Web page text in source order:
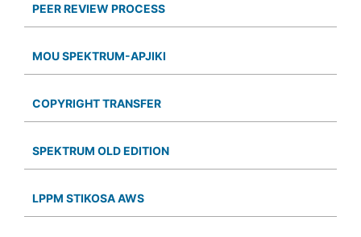
PEER REVIEW PROCESS
MOU SPEKTRUM-APJIKI
COPYRIGHT TRANSFER
SPEKTRUM OLD EDITION
LPPM STIKOSA AWS